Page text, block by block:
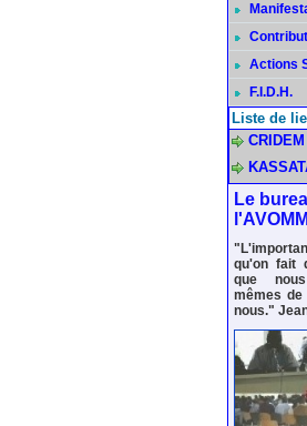
Actions
F.I.D.H.
Liste de
CRIDEM
Le
l'AVOMM
qu'on fait
que
mêmes
nous."